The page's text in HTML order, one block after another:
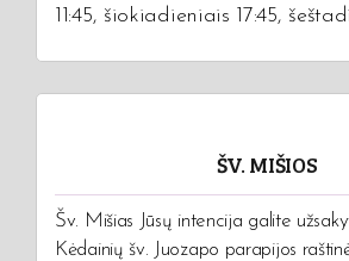
11:45, šiokiadieniais 17:45,
ŠV. MIŠIOS
Šv. Mišias Jūsų intencija galite
Kėdainių šv. Juozapo parapijos